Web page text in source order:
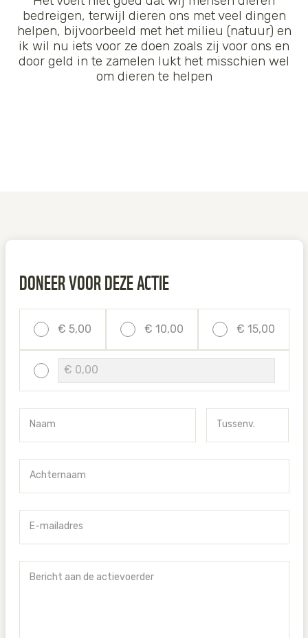
bedreigen, terwijl dieren ons met veel dingen
helpen, bijvoorbeeld met het milieu (natuur) en
ik wil nu iets voor ze doen zoals zij voor ons en
door geld in te zamelen lukt het misschien wel
om dieren te helpen
DONEER VOOR DEZE ACTIE
€ 5,00 € 10,00 € 15,00
Naam Tussenv.
Achternaam
E-mailadres
Bericht aan de actievoerder
Tijger
Walvis